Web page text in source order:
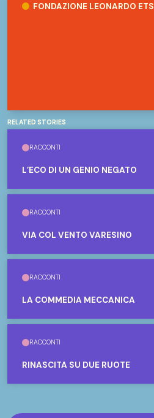
FONDAZIONE LEONARDO ETS
RELATED STORIES
RACCONTI
L’ECO DI UN GENIO NEGATO
RACCONTI
VIA COL VENTO VARESINO
RACCONTI
LA COMMEDIA MECCANICA
RACCONTI
RINASCITA SU DUE RUOTE